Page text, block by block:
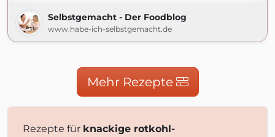
Selbstgemacht - Der Foodblog
www.habe-ich-selbstgemacht.de
Mehr Rezepte
Rezepte für knackige rotkohl-